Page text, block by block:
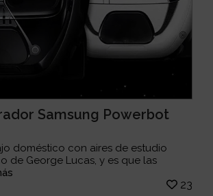
Samsung Powerbot
doméstico con aires de estudio
de George Lucas, y es que las
23